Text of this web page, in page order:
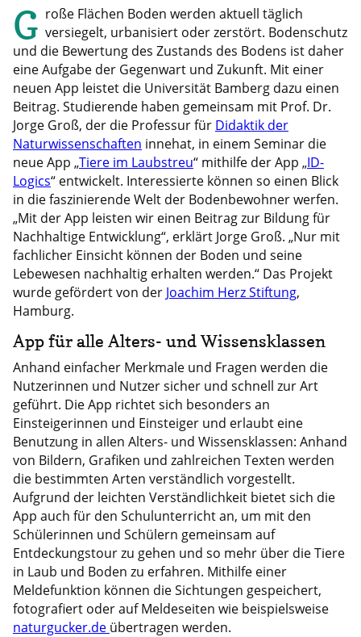
G roße Flächen Boden werden aktuell täglich
versiegelt, urbanisiert oder zerstört. Bodenschutz
und die Bewertung des Zustands des Bodens ist daher
eine Aufgabe der Gegenwart und Zukunft. Mit einer
neuen App leistet die Universität Bamberg dazu einen
Beitrag. Studierende haben gemeinsam mit Prof. Dr.
Jorge Groß, der die Professur für Didaktik der
Naturwissenschaften innehat, in einem Seminar die
neue App „Tiere im Laubstreu“ mithilfe der App „ID-
Logics“ entwickelt. Interessierte können so einen Blick
in die faszinierende Welt der Bodenbewohner werfen.
„Mit der App leisten wir einen Beitrag zur Bildung für
Nachhaltige Entwicklung“, erklärt Jorge Groß. „Nur mit
fachlicher Einsicht können der Boden und seine
Lebewesen nachhaltig erhalten werden.“ Das Projekt
wurde gefördert von der Joachim Herz Stiftung,
Hamburg.
App für alle Alters- und Wissensklassen
Anhand einfacher Merkmale und Fragen werden die
Nutzerinnen und Nutzer sicher und schnell zur Art
geführt. Die App richtet sich besonders an
Einsteigerinnen und Einsteiger und erlaubt eine
Benutzung in allen Alters- und Wissensklassen: Anhand
von Bildern, Grafiken und zahlreichen Texten werden
die bestimmten Arten verständlich vorgestellt.
Aufgrund der leichten Verständlichkeit bietet sich die
App auch für den Schulunterricht an, um mit den
Schülerinnen und Schülern gemeinsam auf
Entdeckungstour zu gehen und so mehr über die Tiere
in Laub und Boden zu erfahren. Mithilfe einer
Meldefunktion können die Sichtungen gespeichert,
fotografiert oder auf Meldeseiten wie beispielsweise
naturgucker.de übertragen werden.